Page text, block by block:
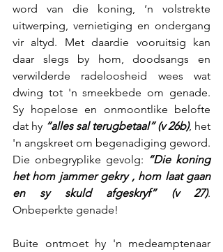
word van die koning, ‘n volstrekte
uitwerping, vernietiging en ondergang
vir altyd. Met daardie vooruitsig kan
daar slegs by hom, doodsangs en
verwilderde radeloosheid wees wat
dwing tot 'n smeekbede om genade.
Sy hopelose en onmoontlike belofte
dat hy “alles sal terugbetaal” (v 26b), het
'n angskreet om begenadiging geword.
Die onbegryplike gevolg: “Die koning
het hom jammer gekry , hom laat gaan
en sy skuld afgeskryf” (v 27).
Onbeperkte genade!
Buite ontmoet hy 'n medeamptenaar